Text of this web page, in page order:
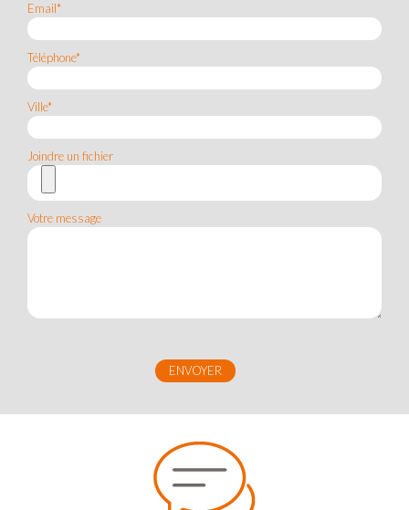
Email*
Téléphone*
Ville*
Joindre un fichier
Votre message